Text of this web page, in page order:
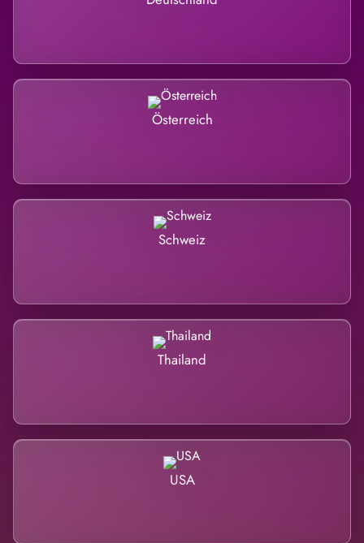
Österreich
Schweiz
Thailand
USA